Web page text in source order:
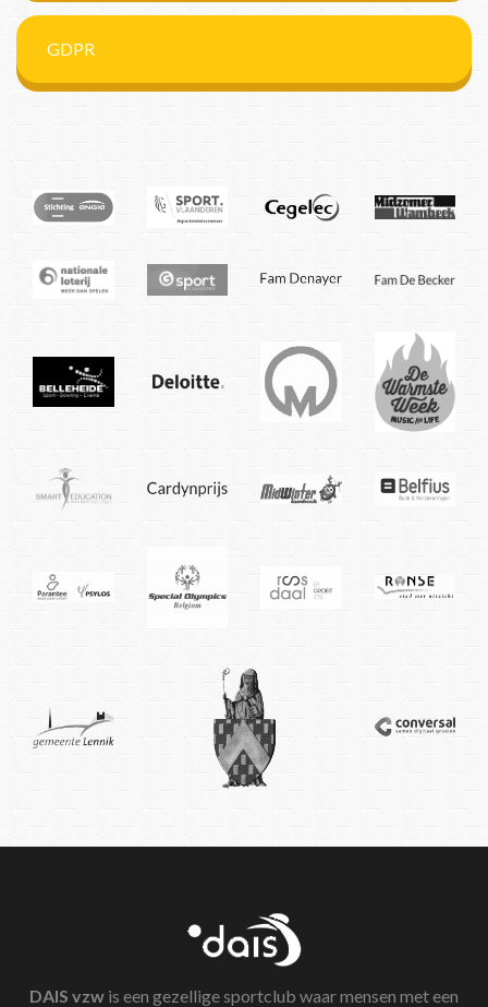
GDPR
DAIS vzw is een gezellige sportclub waar mensen met een